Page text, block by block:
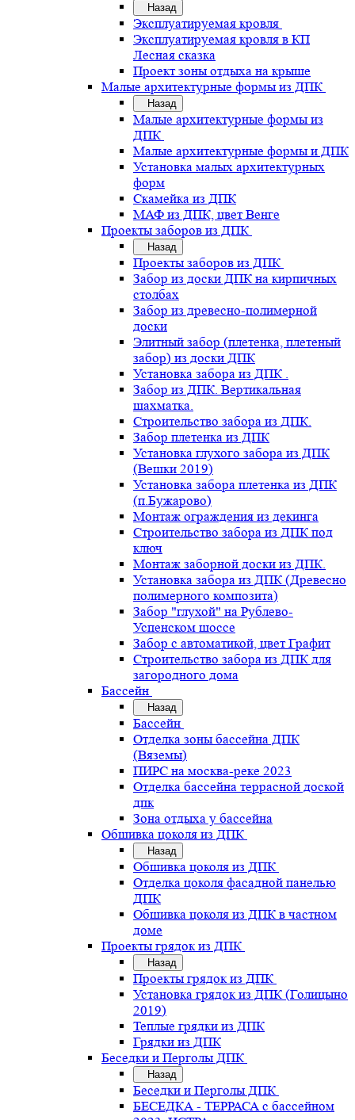
Назад
Эксплуатируемая кровля
Эксплуатируемая кровля в КП
Лесная сказка
Проект зоны отдыха на крыше
Малые архитектурные формы из ДПК
Назад
Малые архитектурные формы из
ДПК
Малые архитектурные формы и ДПК
Установка малых архитектурных
форм
Скамейка из ДПК
МАФ из ДПК, цвет Венге
Проекты заборов из ДПК
Назад
Проекты заборов из ДПК
Забор из доски ДПК на кирпичных
столбах
Забор из древесно-полимерной
доски
Элитный забор (плетенка, плетеный
забор) из доски ДПК
Установка забора из ДПК .
Забор из ДПК. Вертикальная
шахматка.
Строительство забора из ДПК.
Забор плетенка из ДПК
Установка глухого забора из ДПК
(Вешки 2019)
Установка забора плетенка из ДПК
(п.Бужарово)
Монтаж ограждения из декинга
Строительство забора из ДПК под
ключ
Монтаж заборной доски из ДПК.
Установка забора из ДПК (Древесно
полимерного композита)
Забор "глухой" на Рублево-
Успенском шоссе
Забор с автоматикой, цвет Графит
Строительство забора из ДПК для
загородного дома
Бассейн
Назад
Бассейн
Отделка зоны бассейна ДПК
(Вяземы)
ПИРС на москва-реке 2023
Отделка бассейна террасной доской
дпк
Зона отдыха у бассейна
Обшивка цоколя из ДПК
Назад
Обшивка цоколя из ДПК
Отделка цоколя фасадной панелью
ДПК
Обшивка цоколя из ДПК в частном
доме
Проекты грядок из ДПК
Назад
Проекты грядок из ДПК
Установка грядок из ДПК (Голицыно
2019)
Теплые грядки из ДПК
Грядки из ДПК
Беседки и Перголы ДПК
Назад
Беседки и Перголы ДПК
БЕСЕДКА - ТЕРРАСА с бассейном